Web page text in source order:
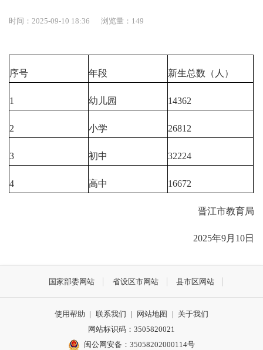
时间：2025-09-10 18:36 浏览量： 149
序号 年段 新生总数（人）
1 幼儿园 14362
2 小学 26812
3 初中 32224
4 高中 16672
晋江市教育局
2025年9月10日
国家部委网站 省设区市网站 县市区网站
使用帮助 | 联系我们 | 网站地图 | 关于我们
网站标识码：3505820021
闽公网安备：35058202000114号